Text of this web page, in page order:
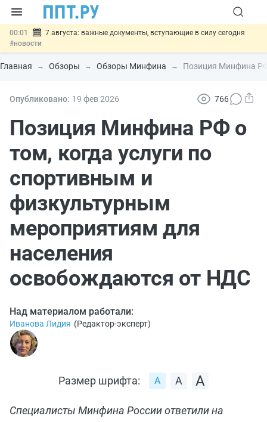
00:01
7 августа: важные документы, вступающие в силу сегодня
#новости
06.08 Минпромторг предложил запретить смешанные лоты
электроники в госзакупках#новости
06.08 Возврат денег за риелторские услуги при недействительных
06.08
Обеспечительный платёж СПОТ могут заменить
банковской гарантией#новости
Главная Обзоры Обзоры Минфина Позиция Минфина
Опубликовано: 19 фев2026 766
Позиция Минфина РФ о
том, когда услуги по
спортивным и
физкультурным
мероприятиям для
населения
освобождаются от НДС
Над материалом работали:
Иванова Лидия (Редактор-эксперт)
Размер шрифта:
Специалисты Минфина России ответили на